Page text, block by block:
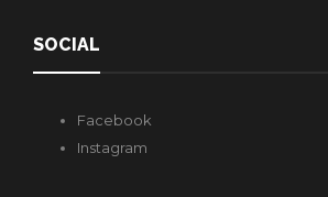
SOCIAL
Facebook
Instagram